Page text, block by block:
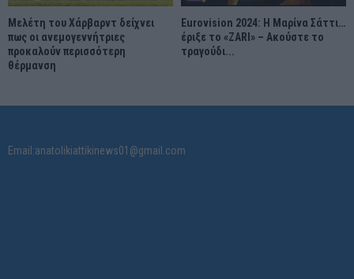
Μελέτη του Χάρβαρντ δείχνει
πως οι ανεμογεννήτριες
προκαλούν περισσότερη
θέρμανση
Eurovision 2024: Η Μαρίνα Σάττι…
έριξε το «ZARI» – Ακούστε το
τραγούδι...
Email:anatolikiattikinews01@gmail.com